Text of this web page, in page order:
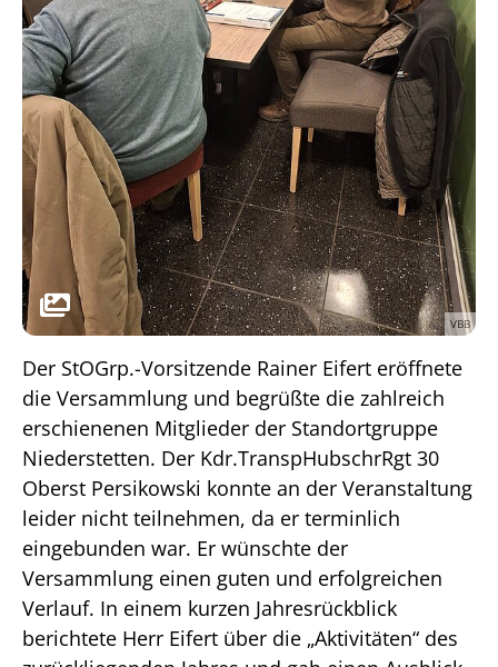
VBB
Der StOGrp.-Vorsitzende Rainer Eifert eröffnete
die Versammlung und begrüßte die zahlreich
erschienenen Mitglieder der Standortgruppe
Niederstetten. Der Kdr.TranspHubschrRgt 30
Oberst Persikowski konnte an der Veranstaltung
leider nicht teilnehmen, da er terminlich
eingebunden war. Er wünschte der
Versammlung einen guten und erfolgreichen
Verlauf. In einem kurzen Jahresrückblick
berichtete Herr Eifert über die „Aktivitäten“ des